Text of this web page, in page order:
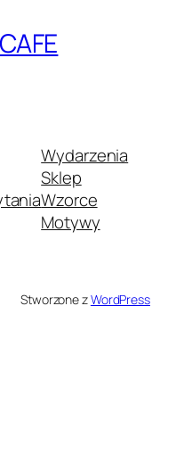
Wydarzenia
Sklep
Wzorce
Motywy
Stworzone zWordPress